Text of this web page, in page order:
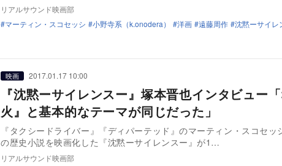
リアルサウンド映画部
マーティン・スコセッシ
小野寺系（k.onodera） 洋画 遠藤周作 沈黙ーサイレ
映画 2017.01.17 10:00
『沈黙ーサイレンスー』塚本晋也インタビュー
火』と基本的なテーマが同じだった」
『タクシードライバー』『ディパーテッド』のマーティン・スコセ
の歴史小説を映画化した『沈黙ーサイレンスー』が1…
リアルサウンド映画部